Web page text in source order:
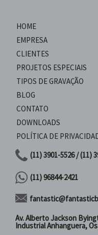
HOME
EMPRESA
CLIENTES
PROJETOS ESPECIAIS
TIPOS DE GRAVAÇÃO
BLOG
CONTATO
DOWNLOADS
POLÍTICA DE
(11) 3901-5526 / (11)
(11) 96844-2421
Av. Alberto Jackson
Industrial Anhanguera,